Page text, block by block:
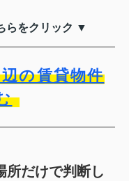
らをクリック ▼
の賃貸物件
所だけで判断し